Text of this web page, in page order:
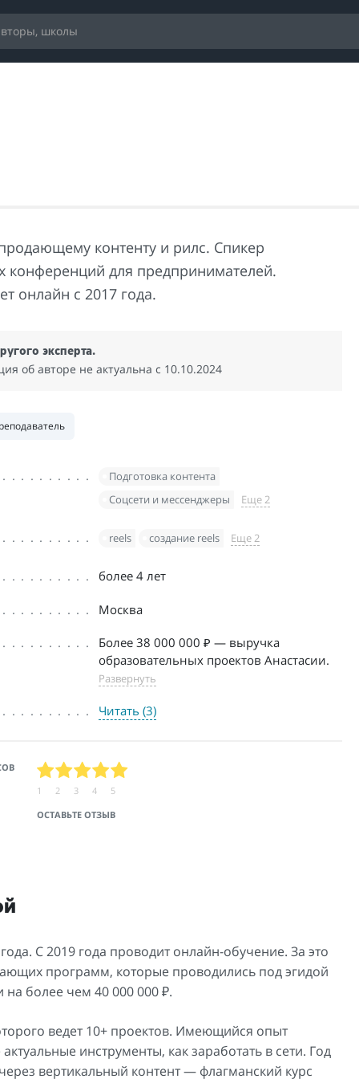
контенту и рилс. Спикер
конференций для предпринимателей.
онлайн с 2017 года.
эксперта.
об авторе не актуальна c 10.10.2024
Подготовка контента
Соцсети и мессенджеры
Еще 2
reels создание reels Еще 2
более 4 лет
Москва
Более 38 000 000 ₽ — выручка
образовательных проектов Анастасии.
Развернуть
Читать (3)
ОСТАВЬТЕ ОТЗЫВ
1 2 3 4 5
С 2019 года проводит онлайн-обучение. За это
программ, которые проводились под эгидой
на более чем 40 000 000 ₽.
ведет 10+ проектов. Имеющийся опыт
инструменты, как заработать в сети. Год
вертикальный контент — флагманский курс